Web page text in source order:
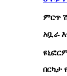
ምርጥ
አቧራ
በርካታ